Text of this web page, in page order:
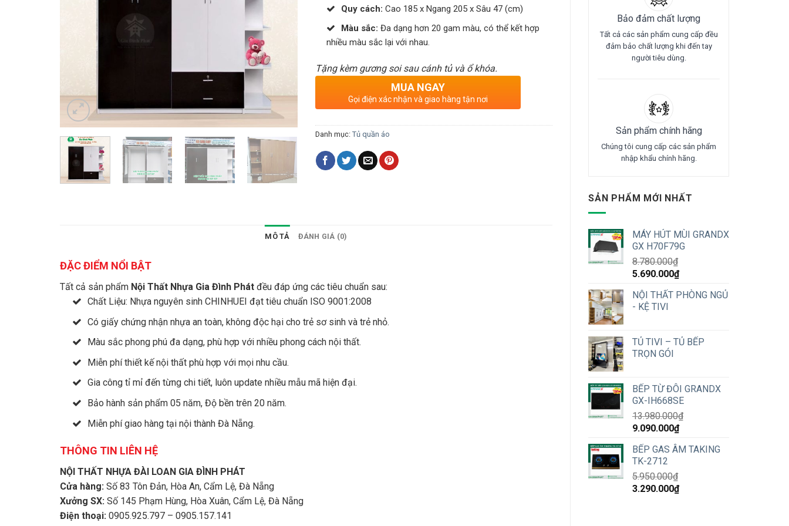
Bảo đảm chất lượng
Tất cả các sản phẩm cung cấp đều
đảm bảo chất lượng khi đến tay
người tiêu dùng.
Sản phẩm chính hãng
Chúng tôi cung cấp các sản phẩm
nhập khẩu chính hãng.
SẢN PHẨM MỚI NHẤT
MÁY HÚT MÙI GRANDX
GX H70F79G
8.780.000₫
Original
was:
8.780.000₫.
5.690.000₫Current
is:
NỘI THẤT PHÒNG NGỦ
- KỆ TIVI
TỦ TIVI – TỦ BẾP
TRỌN GÓI
BẾP TỪ ĐÔI GRANDX
GX-IH668SE
13.980.000₫
Original
was:
13.980.000₫.
9.090.000₫Current
is:
BẾP GAS ÂM TAKING
TK-2712
5.950.000₫
Original
3.290.000₫Current
Quy cách: Cao 185 x Ngang 205 x Sâu 47 (cm)
Màu sắc: Đa dạng hơn 20 gam màu, có thể kết hợp
nhiều màu sắc lại với nhau.
Tặng kèm gương soi sau cánh tủ và ổ khóa.
MUA NGAY
Gọi điện xác nhận và giao hàng tận nơi
Danh mục: Tủ quần áo
MÔ TẢ ĐÁNH GIÁ (0)
ĐẶC ĐIỂM NỔI BẬT
Tất cả sản phẩm Nội Thất Nhựa Gia Đình Phát đều đáp ứng các tiêu chuẩn sau:
Chất Liệu: Nhựa nguyên sinh CHINHUEI đạt tiêu chuẩn ISO 9001:2008
Có giấy chứng nhận nhựa an toàn, không độc hại cho trẻ sơ sinh và trẻ nhỏ.
Màu sắc phong phú đa dạng, phù hợp với nhiều phong cách nội thất.
Miễn phí thiết kế nội thất phù hợp với mọi nhu cầu.
Gia công tỉ mỉ đến từng chi tiết, luôn update nhiều mẫu mã hiện đại.
Bảo hành sản phẩm 05 năm, Độ bền trên 20 năm.
Miễn phí giao hàng tại nội thành Đà Nẵng.
THÔNG TIN LIÊN HỆ
NỘI THẤT NHỰA ĐÀI LOAN GIA ĐÌNH PHÁT
Cửa hàng: Số 83 Tôn Đản, Hòa An, Cẩm Lệ, Đà Nẵng
Xưởng SX: Số 145 Phạm Hùng, Hòa Xuân, Cẩm Lệ, Đà Nẵng
Điện thoại: 0905.925.797 – 0905.157.141